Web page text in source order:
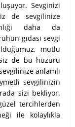
Sevginizi
de sevgilinize
daha da
gıdası sevgi
mutlu
de bu huzuru
anlamlı
sevgilinizin
sizi bekliyor.
tercihlerden
ile kolaylıkla